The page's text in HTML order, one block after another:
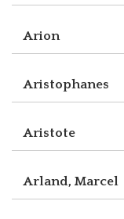
Arion
Aristophanes
Aristote
Arland, Marcel